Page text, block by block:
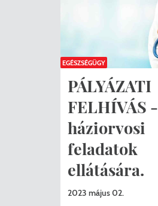
PÁLYÁZATI
FELHÍVÁS -
háziorvosi
feladatok
ellátására.
2023 május 02.
EGÉSZSÉGÜGY